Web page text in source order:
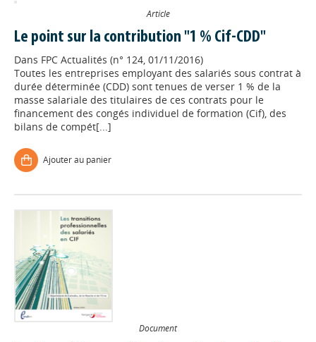
Article
Le point sur la contribution "1 % Cif-CDD"
Dans FPC Actualités (n° 124, 01/11/2016)
Toutes les entreprises employant des salariés sous contrat à
durée déterminée (CDD) sont tenues de verser 1 % de la
masse salariale des titulaires de ces contrats pour le
financement des congés individuel de formation (Cif), des
bilans de compét[...]
Ajouter au panier
Document